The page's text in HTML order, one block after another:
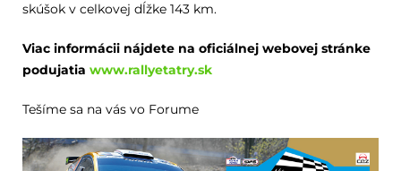
skúšok v celkovej dĺžke 143 km.
Viac informácii nájdete na oficiálnej webovej stránke
podujatia www.rallyetatry.sk
Tešíme sa na vás vo Forume